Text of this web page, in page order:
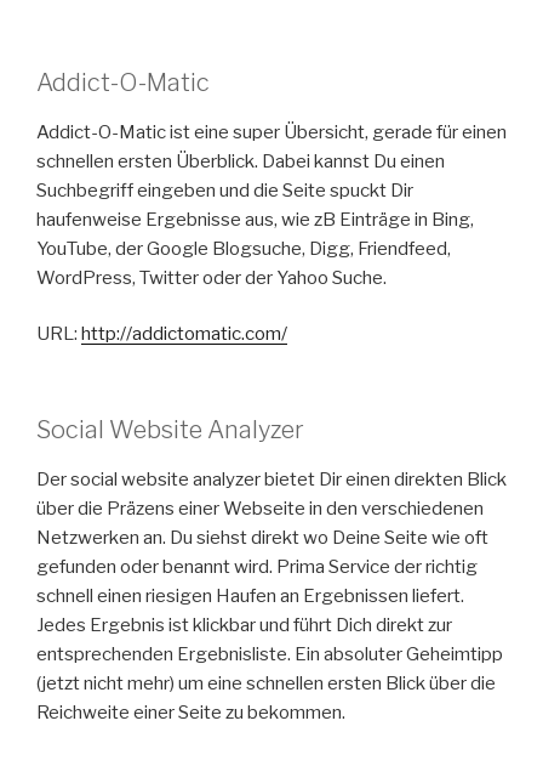
Addict-O-Matic
Addict-O-Matic ist eine super Übersicht, gerade für einen
schnellen ersten Überblick. Dabei kannst Du einen
Suchbegriff eingeben und die Seite spuckt Dir
haufenweise Ergebnisse aus, wie zB Einträge in Bing,
YouTube, der Google Blogsuche, Digg, Friendfeed,
WordPress, Twitter oder der Yahoo Suche.
URL: http://addictomatic.com/
Social Website Analyzer
Der social website analyzer bietet Dir einen direkten Blick
über die Präzens einer Webseite in den verschiedenen
Netzwerken an. Du siehst direkt wo Deine Seite wie oft
gefunden oder benannt wird. Prima Service der richtig
schnell einen riesigen Haufen an Ergebnissen liefert.
Jedes Ergebnis ist klickbar und führt Dich direkt zur
entsprechenden Ergebnisliste. Ein absoluter Geheimtipp
(jetzt nicht mehr) um eine schnellen ersten Blick über die
Reichweite einer Seite zu bekommen.